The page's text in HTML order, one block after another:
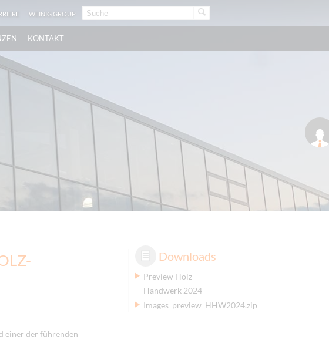
WEINIG GROUP
KONTAKT
einer der führenden
Downloads
Preview Holz-
Handwerk 2024
Images_preview_HHW2024.zip